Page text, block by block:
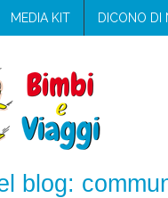
MEDIA KIT DICONO DI
blog: